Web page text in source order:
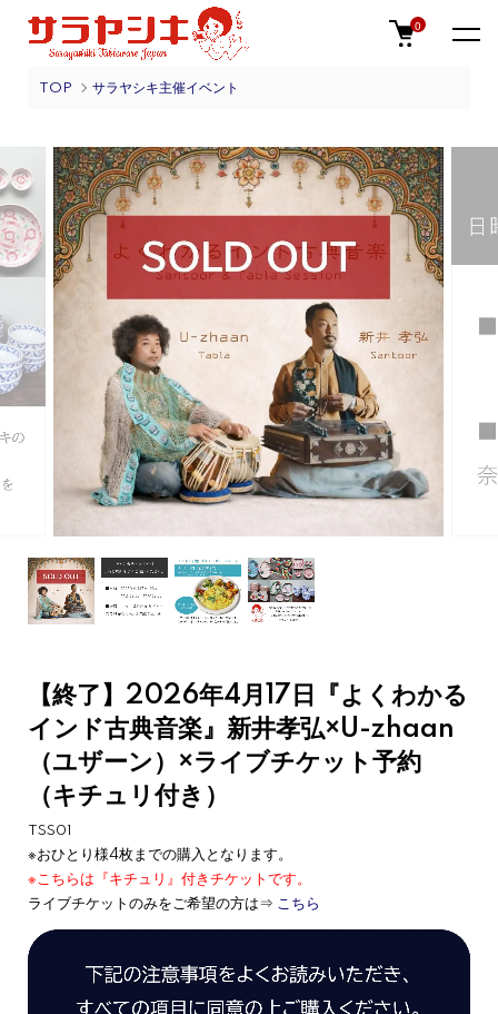
0
TOP サラヤシキ主催イベント
【終了】2026年4月17日『よくわかる
インド古典音楽』新井孝弘×U-zhaan
（ユザーン）×ライブチケット予約
（キチュリ付き）
TSS01
※おひとり様4枚までの購入となります。
※こちらは『キチュリ』付きチケットです。
ライブチケットのみをご希望の方は⇒ こちら